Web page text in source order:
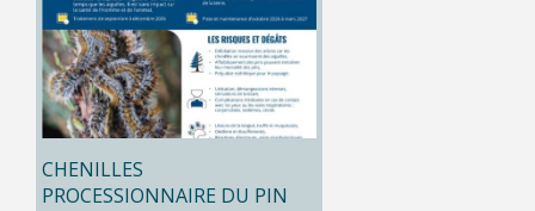
CHENILLES
PROCESSIONNAIRE DU PIN